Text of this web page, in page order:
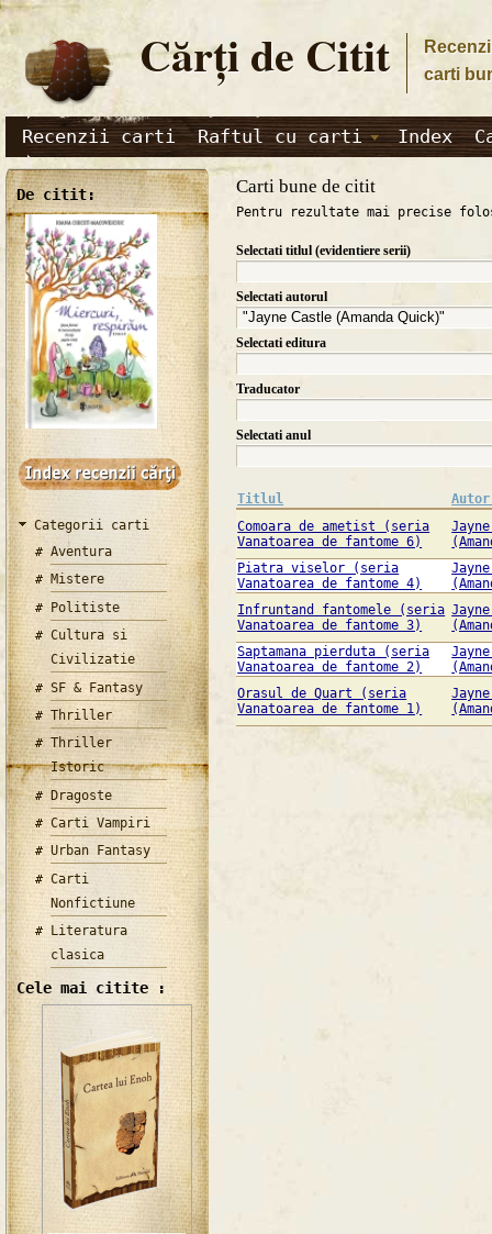
Cărţi de Citit
carti
Recenzii carti Raftul cu carti Index
De citit:
Categorii carti
Aventura
Mistere
Politiste
Cultura si
Civilizatie
SF & Fantasy
Thriller
Thriller
Istoric
Dragoste
Carti Vampiri
Urban Fantasy
Carti
Nonfictiune
Literatura
clasica
Cele mai citite :
Carti bune de citit
Pentru rezultate mai precise
Selectati titlul (evidentiere serii)
Selectati autorul
Selectati editura
Traducator
Selectati anul
Titlul
Comoara de ametist (seria
Vanatoarea de fantome 6)
Piatra viselor (seria
Vanatoarea de fantome 4)
Infruntand fantomele (seria
Vanatoarea de fantome 3)
Saptamana pierduta (seria
Vanatoarea de fantome 2)
Orasul de Quart (seria
Vanatoarea de fantome 1)